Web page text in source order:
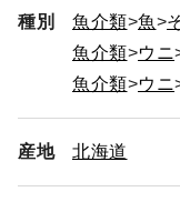
種別 魚介類 魚
魚介類
ウニ
魚介類
ウニ
産地 北海道